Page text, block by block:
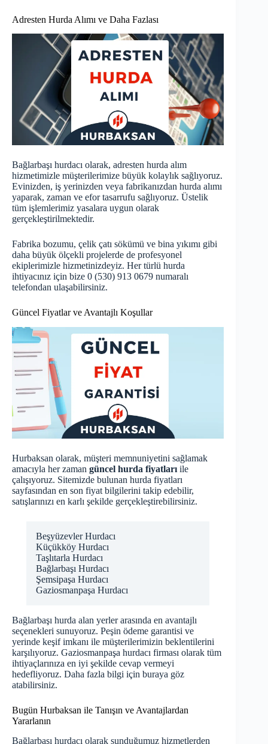
Adresten Hurda Alımı ve Daha Fazlası
Bağlarbaşı hurdacı olarak, adresten hurda alım
hizmetimizle müşterilerimize büyük kolaylık sağlıyoruz.
Evinizden, iş yerinizden veya fabrikanızdan hurda alımı
yaparak, zaman ve efor tasarrufu sağlıyoruz. Üstelik
tüm işlemlerimiz yasalara uygun olarak
gerçekleştirilmektedir.
Fabrika bozumu, çelik çatı sökümü ve bina yıkımı gibi
daha büyük ölçekli projelerde de profesyonel
ekiplerimizle hizmetinizdeyiz. Her türlü hurda
ihtiyacınız için bize 0 (530) 913 0679 numaralı
telefondan ulaşabilirsiniz.
Güncel Fiyatlar ve Avantajlı Koşullar
Hurbaksan olarak, müşteri memnuniyetini sağlamak
amacıyla her zaman güncel hurda fiyatları ile
çalışıyoruz. Sitemizde bulunan hurda fiyatları
sayfasından en son fiyat bilgilerini takip edebilir,
satışlarınızı en karlı şekilde gerçekleştirebilirsiniz.
Beşyüzevler Hurdacı
Küçükköy Hurdacı
Taşlıtarla Hurdacı
Bağlarbaşı Hurdacı
Şemsipaşa Hurdacı
Gaziosmanpaşa Hurdacı
Bağlarbaşı hurda alan yerler arasında en avantajlı
seçenekleri sunuyoruz. Peşin ödeme garantisi ve
yerinde keşif imkanı ile müşterilerimizin beklentilerini
karşılıyoruz. Gaziosmanpaşa hurdacı firması olarak tüm
ihtiyaçlarınıza en iyi şekilde cevap vermeyi
hedefliyoruz. Daha fazla bilgi için buraya göz
atabilirsiniz.
Bugün Hurbaksan ile Tanışın ve Avantajlardan
Yararlanın
Bağlarbaşı hurdacı olarak sunduğumuz hizmetlerden